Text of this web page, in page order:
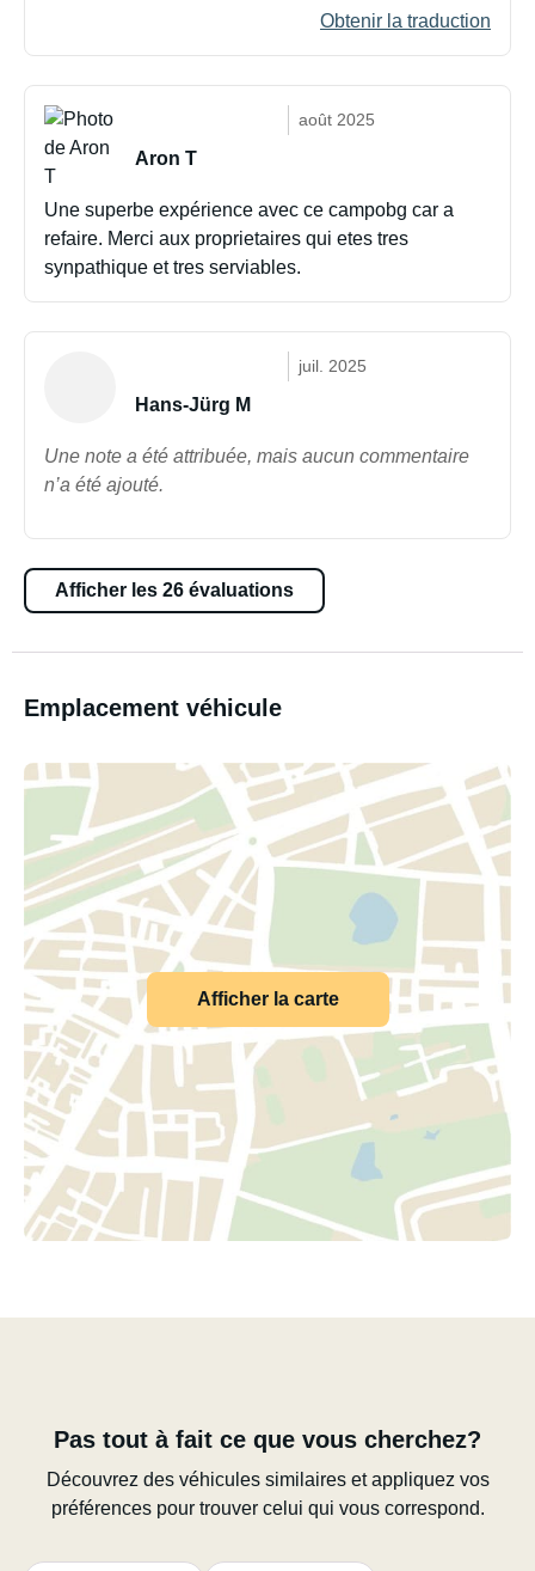
Obtenir la traduction
août 2025
Aron T
Une superbe expérience avec ce campobg car a
refaire. Merci aux proprietaires qui etes tres
synpathique et tres serviables.
juil. 2025
Hans-Jürg M
Une note a été attribuée, mais aucun commentaire
n’a été ajouté.
Afficher les 26 évaluations
Emplacement véhicule
Afficher la carte
Pas tout à fait ce que vous cherchez?
Découvrez des véhicules similaires et appliquez vos
préférences pour trouver celui qui vous correspond.